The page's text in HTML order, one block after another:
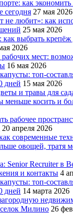
как экономить
сегодня 27 мая 2026
не любит»: как
25 мая 2026
как выбрать
2026
рабочих мест:
16 мая 2026
дней 15 мая 2026
и травы для
меньше косить и
рабочее
20 апреля 2026
современные
овощей, тратя
Senior Recruiter в
и контакты 4
дней 14 марта 2026
Милино 26